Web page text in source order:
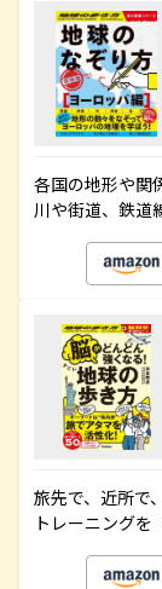
各国の地形や関
川や街道、鉄道
旅先で、近所で
トレーニング